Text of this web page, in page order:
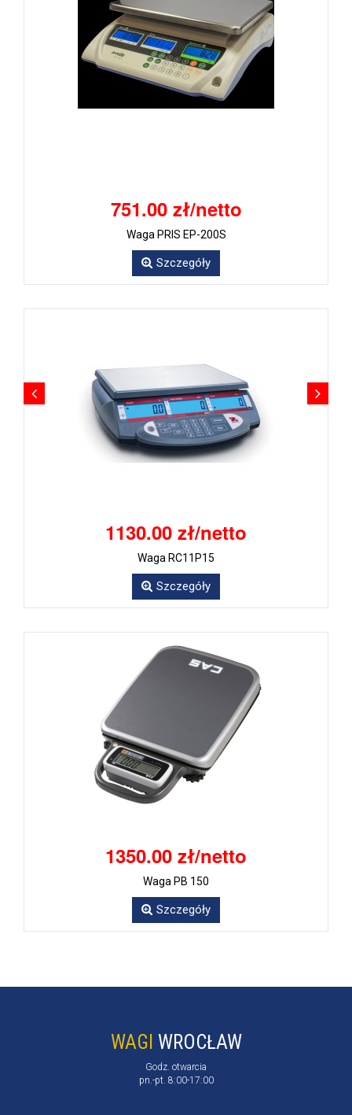
751.00 zł/netto
Waga PRIS EP-200S
Szczegóły
1130.00 zł/netto
Waga RC11P15
Szczegóły
1350.00 zł/netto
Waga PB 150
Szczegóły
WAGI WROCŁAW
Godz. otwarcia
pn.-pt. 8:00-17:00